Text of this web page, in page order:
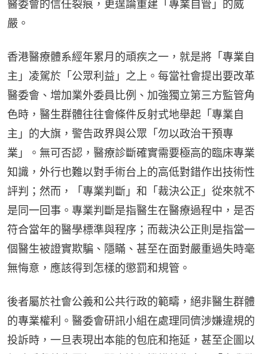
醫委會的信任裂痕，更遑論重建「專業自管」的威
嚴。
香港醫療體系經年累月的頑疾之一，就是將「專業自
主」凌駕於「公眾利益」之上。每當社會提出要改革
醫委會、增加業外委員比例、加強獨立第三方監管角
色時，醫生群體往往會條件反射式地舉起「專業自
主」的大旗，警告政界與公眾「勿以政治干預專
業」。無可否認，醫療診斷確實需要極高的臨床專業
知識，外行也難以對手術台上的高低對錯作出技術性
評判；然而，「專業判斷」和「裁決公正」從來就不
是同一回事。專業判斷是指醫生在醫療過程中，是否
符合當年的醫學標準與程序；而裁決公正則是指當一
個醫生被證實欺騙、隱瞞、甚至在面對嚴重過失時毫
無悔意，應該得到怎樣的懲罰和規管。
後者屬於社會公義和公共行政的範疇，絕非醫生群體
的專業權利。醫委會研訊小組在處理同儕涉嫌違規的
投訴時，一旦表現出本能的包庇和拖延，甚至企圖以